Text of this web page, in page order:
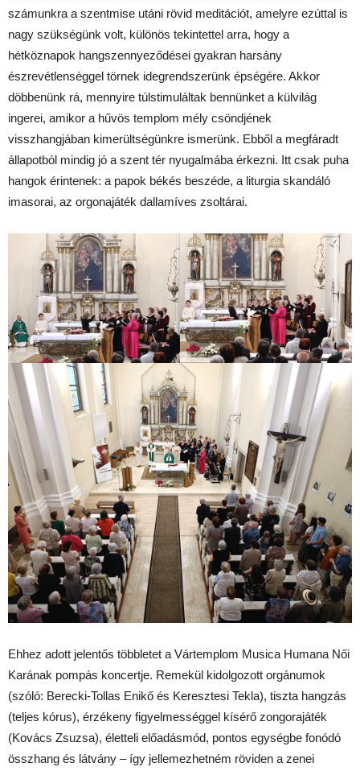
számunkra a szentmise utáni rövid meditációt, amelyre ezúttal is
nagy szükségünk volt, különös tekintettel arra, hogy a
hétköznapok hangszennyeződései gyakran harsány
észrevétlenséggel törnek idegrendszerünk épségére. Akkor
döbbenünk rá, mennyire túlstimuláltak bennünket a külvilág
ingerei, amikor a hűvös templom mély csöndjének
visszhangjában kimerültségünkre ismerünk. Ebből a megfáradt
állapotból mindig jó a szent tér nyugalmába érkezni. Itt csak puha
hangok érintenek: a papok békés beszéde, a liturgia skandáló
imasorai, az orgonajáték dallamíves zsoltárai.
Ehhez adott jelentős többletet a Vártemplom Musica Humana Női
Karának pompás koncertje. Remekül kidolgozott orgánumok
(szóló: Berecki-Tollas Enikő és Keresztesi Tekla), tiszta hangzás
(teljes kórus), érzékeny figyelmességgel kísérő zongorajáték
(Kovács Zsuzsa), életteli előadásmód, pontos egységbe fonódó
összhang és látvány – így jellemezhetném röviden a zenei